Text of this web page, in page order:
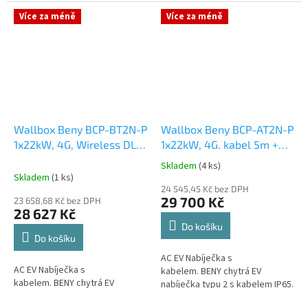
displej.Vestavěný MID
elektroměr.Vestavěný RCCB 4P...
Certified. 3-fázový od 4.1kW do
22kW Plná...
Více za méně
Wallbox Beny BCP-BT2N-P
1x22kW, 4G, Wireless DLB
+ AKCE EVMAPA na 1 rok
Skladem (1 ks)
23 658,68 Kč bez DPH
28 627 Kč
Do košíku
AC EV Nabíječka s
kabelem. BENY chytrá EV
Více za méně
Wallbox Beny BCP-AT2N-P
1x22kW, 4G. kabel 5m +
AKCE EVMAPA na 1 rok
Průměrné
produktu
je
5,0
hvězdiček.
Skladem (4 ks)
24 545,45 Kč bez DPH
29 700 Kč
Do košíku
AC EV Nabíječka s
kabelem. BENY chytrá EV
nabíječka typu 2 s kabelem IP65.